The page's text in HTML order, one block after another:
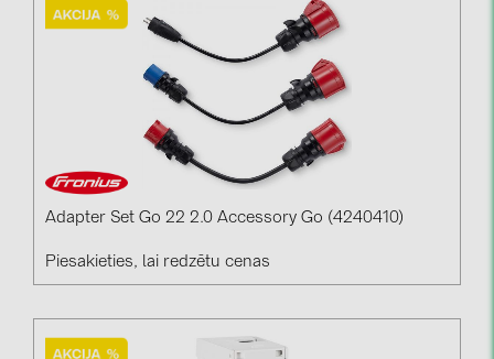
Adapter Set Go 22 2.0 Accessory Go (4240410)
Piesakieties, lai redzētu cenas